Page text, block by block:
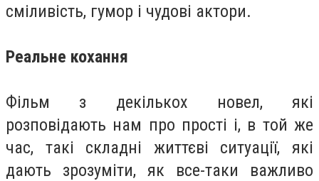
сміливість, гумор і чудові актори.
Реальне кохання
Фільм з декількох новел, які
розповідають нам про прості і, в той же
час, такі складні життєві ситуації, які
дають зрозуміти, як все-таки важливо